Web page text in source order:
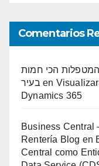
Comentarios
הכי חמות
בעיר en
Dynamics 365
Business Central
Rentería Blog en
Central como